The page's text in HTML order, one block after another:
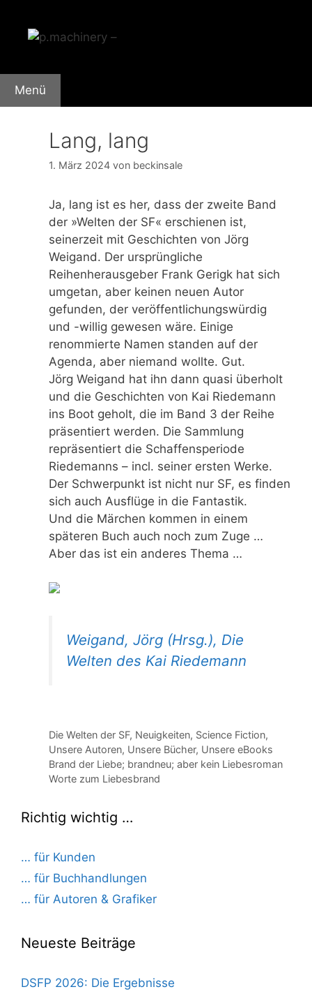
Inhalt
springen
Menü
Lang, lang
1. März 2024 von beckinsale
Ja, lang ist es her, dass der zweite Band
der »Welten der SF« erschienen ist,
seinerzeit mit Geschichten von Jörg
Weigand. Der ursprüngliche
Reihenherausgeber Frank Gerigk hat sich
umgetan, aber keinen neuen Autor
gefunden, der veröffentlichungswürdig
und -willig gewesen wäre. Einige
renommierte Namen standen auf der
Agenda, aber niemand wollte. Gut.
Jörg Weigand hat ihn dann quasi überholt
und die Geschichten von Kai Riedemann
ins Boot geholt, die im Band 3 der Reihe
präsentiert werden. Die Sammlung
repräsentiert die Schaffensperiode
Riedemanns – incl. seiner ersten Werke.
Der Schwerpunkt ist nicht nur SF, es finden
sich auch Ausflüge in die Fantastik.
Und die Märchen kommen in einem
späteren Buch auch noch zum Zuge …
Aber das ist ein anderes Thema …
Weigand, Jörg (Hrsg.), Die
Welten des Kai Riedemann
Kategorien
Die Welten der SF, Neuigkeiten, Science Fiction,
Unsere Autoren, Unsere Bücher, Unsere eBooks
Brand der Liebe; brandneu; aber kein Liebesroman
Worte zum Liebesbrand
Richtig wichtig …
… für Kunden
… für Buchhandlungen
… für Autoren & Grafiker
Neueste Beiträge
DSFP 2026: Die Ergebnisse